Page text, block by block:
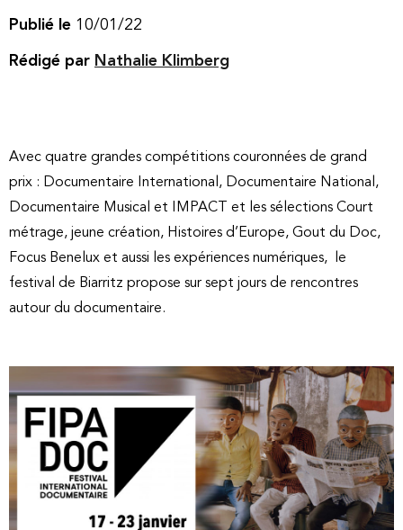
Publié le 10/01/22
Rédigé par Nathalie Klimberg
Avec quatre grandes compétitions couronnées de grand
prix : Documentaire International, Documentaire National,
Documentaire Musical et IMPACT et les sélections Court
métrage, jeune création, Histoires d’Europe, Gout du Doc,
Focus Benelux et aussi les expériences numériques, le
festival de Biarritz propose sur sept jours de rencontres
autour du documentaire.